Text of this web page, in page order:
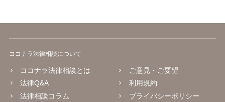
ココナラ法律相談について
ココナラ法律相談とは
法律Q&A
法律相談コラム
ご意見・ご要望
利用規約
プライバシーポリシー